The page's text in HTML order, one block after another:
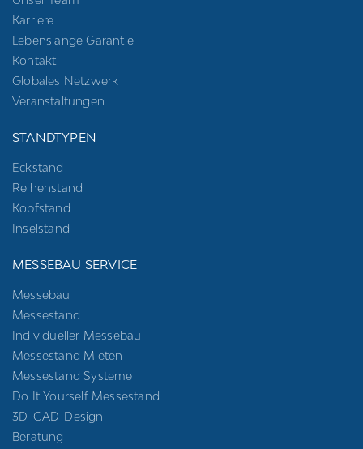
Karriere
Lebenslange Garantie
Kontakt
Globales Netzwerk
Veranstaltungen
STANDTYPEN
Eckstand
Reihenstand
Kopfstand
Inselstand
MESSEBAU SERVICE
Messebau
Messestand
Individueller Messebau
Messestand Mieten
Messestand Systeme
Do It Yourself Messestand
3D-CAD-Design
Beratung